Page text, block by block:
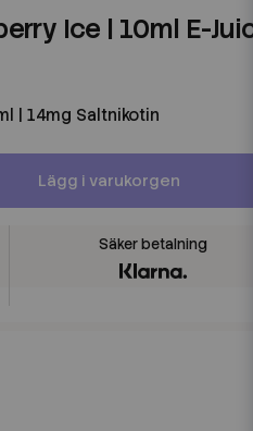
Ice | 10ml E-
| 14mg Saltnikotin
Lägg i varukorgen